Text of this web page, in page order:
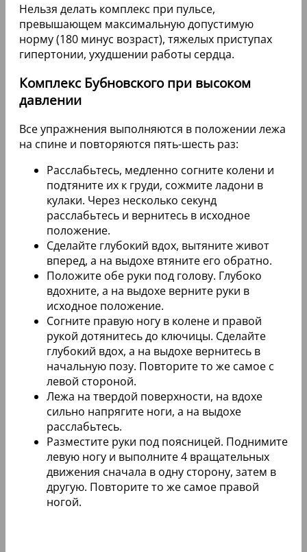
Нельзя делать комплекс при пульсе,
превышающем максимальную допустимую
норму (180 минус возраст), тяжелых приступах
гипертонии, ухудшении работы сердца.
Комплекс Бубновского при высоком
давлении
Все упражнения выполняются в положении лежа
на спине и повторяются пять-шесть раз:
Расслабьтесь, медленно согните колени и
подтяните их к груди, сожмите ладони в
кулаки. Через несколько секунд
расслабьтесь и вернитесь в исходное
положение.
Сделайте глубокий вдох, вытяните живот
вперед, а на выдохе втяните его обратно.
Положите обе руки под голову. Глубоко
вдохните, а на выдохе верните руки в
исходное положение.
Согните правую ногу в колене и правой
рукой дотянитесь до ключицы. Сделайте
глубокий вдох, а на выдохе вернитесь в
начальную позу. Повторите то же самое с
левой стороной.
Лежа на твердой поверхности, на вдохе
сильно напрягите ноги, а на выдохе
расслабьтесь.
Разместите руки под поясницей. Поднимите
левую ногу и выполните 4 вращательных
движения сначала в одну сторону, затем в
другую. Повторите то же самое правой
ногой.